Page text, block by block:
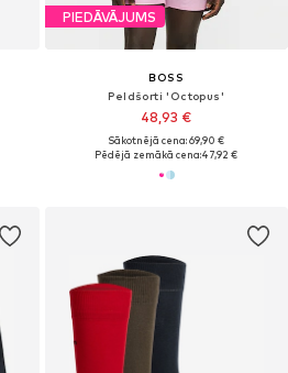
PIEDĀVĀJUMS
BOSS
Peldšorti 'Octopus'
48,93 €
Sākotnējā cena: 69,90 €
Pēdējā zemākā cena:47,92 €